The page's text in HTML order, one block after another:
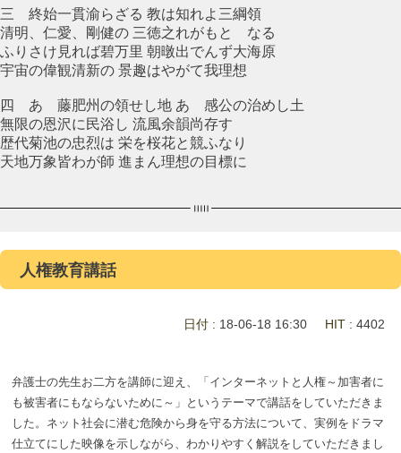
三 終始一貫渝らざる 教は知れよ三綱領
清明、仁愛、剛健の 三徳之れがもとゝなる
ふりさけ見れば碧万里 朝暾出でんず大海原
宇宙の偉観清新の 景趣はやがて我理想
四 あゝ藤肥州の領せし地 あゝ感公の治めし土
無限の恩沢に民浴し 流風余韻尚存す
歴代菊池の忠烈は 栄を桜花と競ふなり
天地万象皆わが師 進まん理想の目標に
人権教育講話
日付 : 18-06-18 16:30 HIT : 4402
弁護士の先生お二方を講師に迎え、「インターネットと人権～加害者に
も被害者にもならないために～」というテーマで講話をしていただきま
した。ネット社会に潜む危険から身を守る方法について、実例をドラマ
仕立てにした映像を示しながら、わかりやすく解説をしていただきまし